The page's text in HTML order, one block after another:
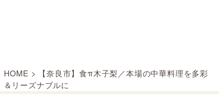
HOME >
【奈良市】食π木子梨／本場の中華料理を多彩
＆リーズナブルに